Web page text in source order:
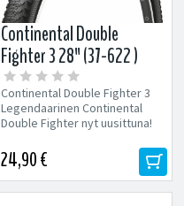
Continental Double
Fighter 3 28" (37-622 )
ulkorengas
Continental Double Fighter 3
Legendaarinen Continental
Double Fighter nyt uusittuna!
24,90 €